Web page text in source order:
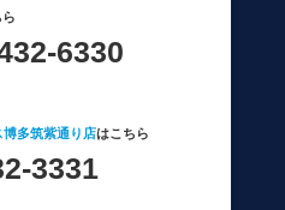
6330
博多筑紫通り店はこちら
3331